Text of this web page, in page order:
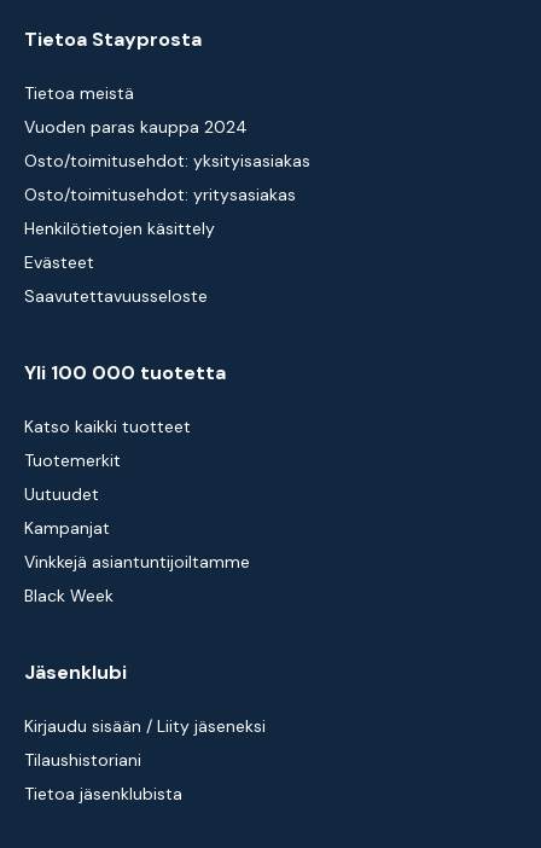
Tietoa Stayprosta
Tietoa meistä
Vuoden paras kauppa 2024
Osto/toimitusehdot: yksityisasiakas
Osto/toimitusehdot: yritysasiakas
Henkilötietojen käsittely
Evästeet
Saavutettavuusseloste
Yli 100 000 tuotetta
Katso kaikki tuotteet
Tuotemerkit
Uutuudet
Kampanjat
Vinkkejä asiantuntijoiltamme
Black Week
Jäsenklubi
Kirjaudu sisään / Liity jäseneksi
Tilaushistoriani
Tietoa jäsenklubista